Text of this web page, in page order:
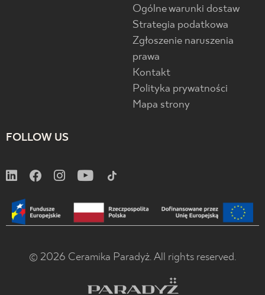
Ogólne warunki dostaw
Strategia podatkowa
Zgłoszenie naruszenia
prawa
Kontakt
Polityka prywatności
Mapa strony
FOLLOW US
© 2026 Ceramika Paradyż. All rights reserved.